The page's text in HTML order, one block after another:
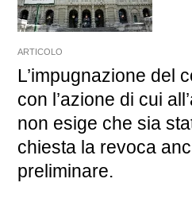
ARTICOLO
L’impugnazione del
con l’azione di cui
non esige che sia
chiesta la revoca
preliminare.